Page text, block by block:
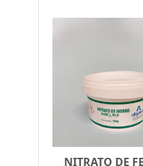
NITRATO DE